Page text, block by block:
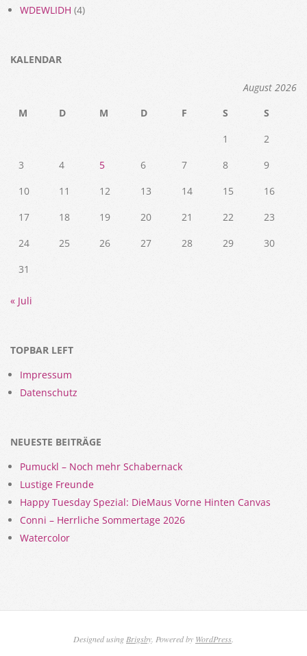
WDEWLIDH (4)
KALENDAR
August 2026
M
D M D F S
S
1
2
3
4 5 6 7 8
9
10
11 12 13 14 15
16
17
18 19 20 21 22
23
24
25 26 27 28 29
30
31
« Juli
TOPBAR LEFT
Impressum
Datenschutz
NEUESTE BEITRÄGE
Pumuckl – Noch mehr Schabernack
Lustige Freunde
Happy Tuesday Spezial: DieMaus Vorne Hinten Canvas
Conni – Herrliche Sommertage 2026
Watercolor
Designed using Brigsby . Powered by WordPress